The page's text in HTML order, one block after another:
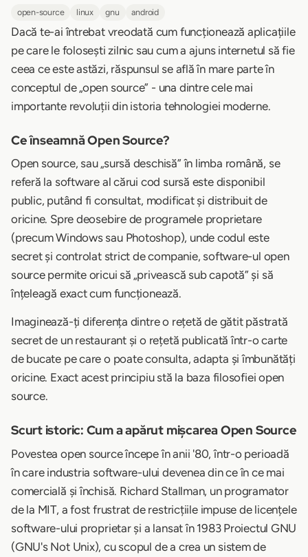
open-source linux gnu android
Dacă te-ai întrebat vreodată cum funcționează aplicațiile
pe care le folosești zilnic sau cum a ajuns internetul să fie
ceea ce este astăzi, răspunsul se află în mare parte în
conceptul de „open source” - una dintre cele mai
importante revoluții din istoria tehnologiei moderne.
Ce înseamnă Open Source?
Open source, sau „sursă deschisă” în limba română, se
referă la software al cărui cod sursă este disponibil
public, putând fi consultat, modificat și distribuit de
oricine. Spre deosebire de programele proprietare
(precum Windows sau Photoshop), unde codul este
secret și controlat strict de companie, software-ul open
source permite oricui să „privească sub capotă” și să
înțeleagă exact cum funcționează.
Imaginează-ți diferența dintre o rețetă de gătit păstrată
secret de un restaurant și o rețetă publicată într-o carte
de bucate pe care o poate consulta, adapta și îmbunătăți
oricine. Exact acest principiu stă la baza filosofiei open
source.
Scurt istoric: Cum a apărut mișcarea Open Source
Povestea open source începe în anii '80, într-o perioadă
în care industria software-ului devenea din ce în ce mai
comercială și închisă. Richard Stallman, un programator
de la MIT, a fost frustrat de restricțiile impuse de licențele
software-ului proprietar și a lansat în 1983 Proiectul GNU
(GNU's Not Unix), cu scopul de a crea un sistem de